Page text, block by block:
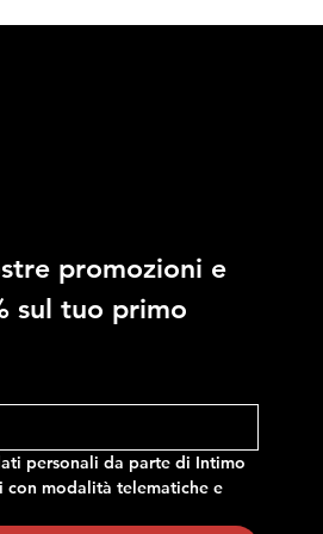
RAGNO - Slip regolabile in
microfibra stretch
promozioni e
sul tuo primo
personali da parte di Intimo
con modalità telematiche e